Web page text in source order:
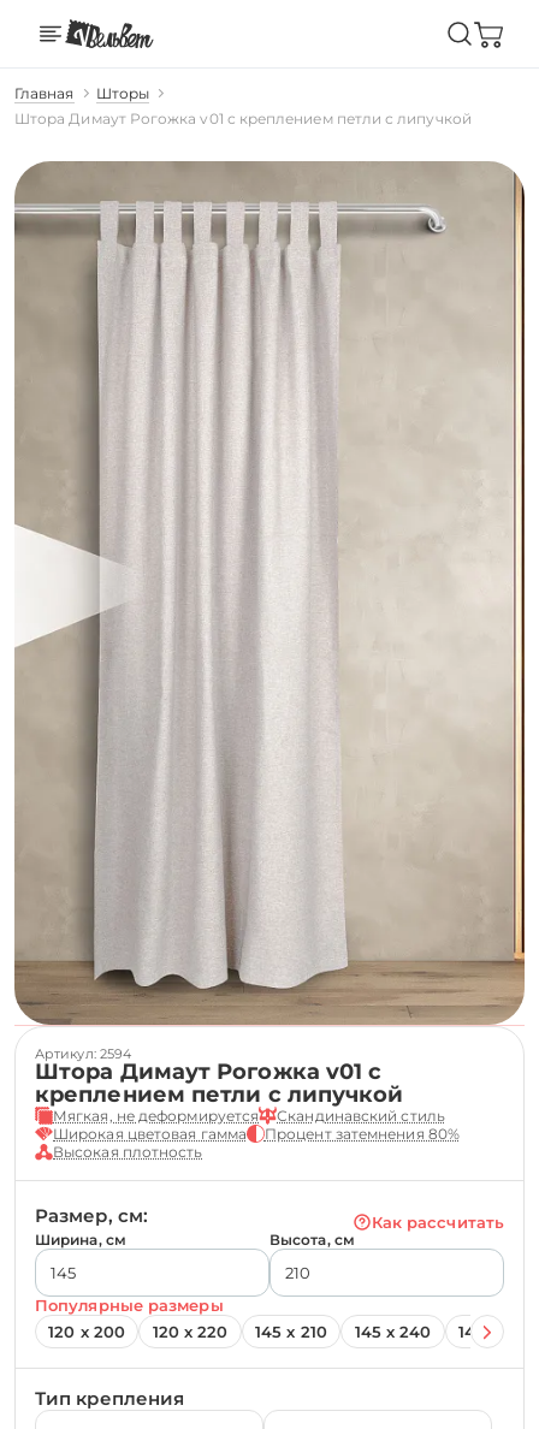
Главная
Шторы
Штора Димаут Рогожка v01 с креплением петли с липучкой
Артикул: 2594
Штора Димаут Рогожка v01 с
креплением петли с липучкой
Мягкая, не деформируется
Скандинавский стиль
Широкая цветовая гамма
Процент затемнения 80%
Высокая плотность
Размер, см: Как рассчитать
Ширина, см Высота, см
Популярные размеры
120 х 200
120 х 220 145 х 210 145 х 240 145 х 260
Тип крепления